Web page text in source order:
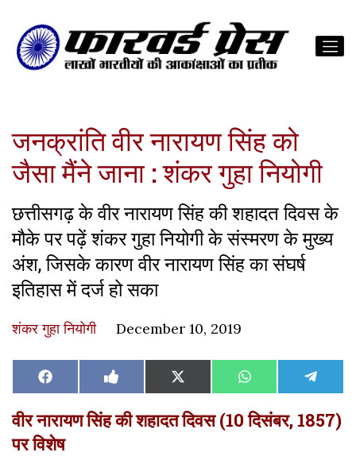
जनक्रांति वीर नारायण सिंह को
जैसा मैंने जाना : शंकर गुहा नियोगी
छत्तीसगढ़ के वीर नारायण सिंह की शहादत दिवस के
मौके पर पढ़ें शंकर गुहा नियोगी के संस्मरण के मुख्य
अंश, जिसके कारण वीर नारायण सिंह का संघर्ष
इतिहास में दर्ज हो सका
शंकर गुहा नियोगी December 10, 2019
Share
on
Facebook Share
on
Like
on
Facebook
Share
on
X
(Twitter)
Share
on
WhatsAppShare
on
वीर नारायण सिंह की शहादत दिवस (10 दिसंबर, 1857)
पर विशेष